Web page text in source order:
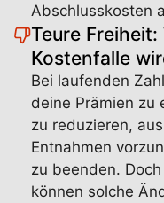
Abschlusskosten
Teure
Kostenfalle
Bei laufenden
deine Prämien zu
zu reduzieren,
Entnahmen
zu beenden.
können solche